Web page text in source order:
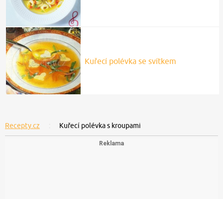
Kuřecí polévka se svítkem
Recepty.cz Kuřecí polévka s kroupami